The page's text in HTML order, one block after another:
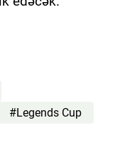
#Legends Cup